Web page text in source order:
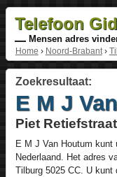
Telefoon
Mensen adres
Home › Noord-Brabant›
Zoekresultaat:
E M J
Piet
E M J Van Houtum kunt
Nederlaand. Het adres
Tilburg 5025 CC. U kunt